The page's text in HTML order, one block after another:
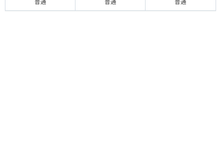
普通 普通 普通